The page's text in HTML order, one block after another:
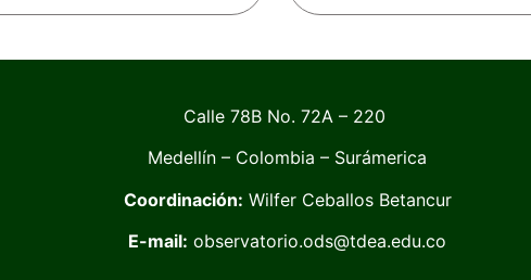
Calle 78B No. 72A – 220
Medellín – Colombia – Surámerica
Coordinación: Wilfer Ceballos Betancur
E-mail: observatorio.ods@tdea.edu.co